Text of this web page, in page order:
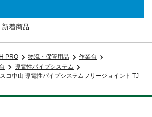
新着商品
PRO 物流・保管用品
作業台
導電性パイプシステム
コ中山 導電性パイプシステムフリージョイント TJ-